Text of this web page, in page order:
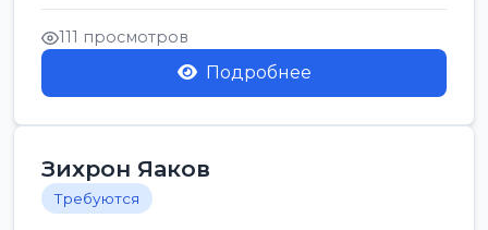
111 просмотров
Подробнее
Зихрон Яаков
Требуются